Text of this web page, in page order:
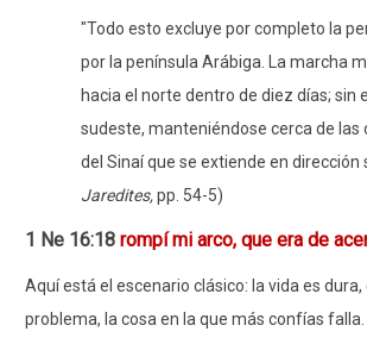
"Todo esto excluye por completo la
por la península Arábiga. La marcha
hacia el norte dentro de diez días; sin
sudeste, manteniéndose cerca de las
del Sinaí que se extiende en
Jaredites,pp. 54-5)
1 Ne 16:18 rompí mi arco, que era de
Aquí está el escenario clásico: la vida es
problema, la cosa en la que más confías